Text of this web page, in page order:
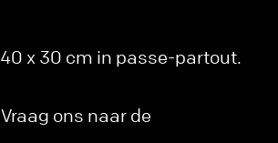
x 30 cm in passe-partout.
ons naar de